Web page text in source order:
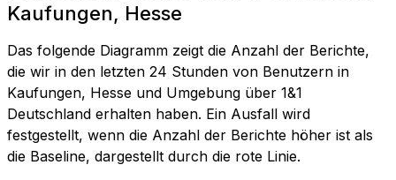
Kaufungen, Hesse
Das folgende Diagramm zeigt die Anzahl der Berichte,
die wir in den letzten 24 Stunden von Benutzern in
Kaufungen, Hesse und Umgebung über 1&1
Deutschland erhalten haben. Ein Ausfall wird
festgestellt, wenn die Anzahl der Berichte höher ist als
die Baseline, dargestellt durch die rote Linie.